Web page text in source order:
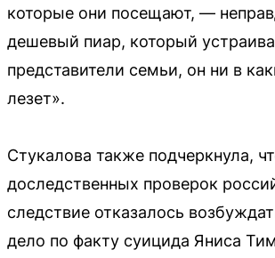
которые они посещают, —
дешевый пиар, который
представители семьи, он ни в
лезет».
Стукалова также подчеркнула,
доследственных проверок
следствие отказалось
дело по факту суицида Яниса